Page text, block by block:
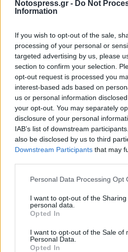
Notospress.gr - Do Not
Information
If you wish to opt-out of the sale,
processing of your personal or
targeted advertising by us, please
section to confirm your selection.
opt-out request is processed you
interest-based ads based on
us or personal information
your opt-out. You may separately
disclosure of your personal
IAB’s list of downstream
also be disclosed by us to third
Downstream Participants that may
Personal Data Processing Opt
I want to opt-out of the
personal data.
Opted In
I want to opt-out of the Sale of
Personal Data.
Opted In
TAGS: ΗΡΑΚΛΗΣ ΤΡΙΧΕΙΛΗΣ
ΜΟΝΕΜΒΑΣΙΑ